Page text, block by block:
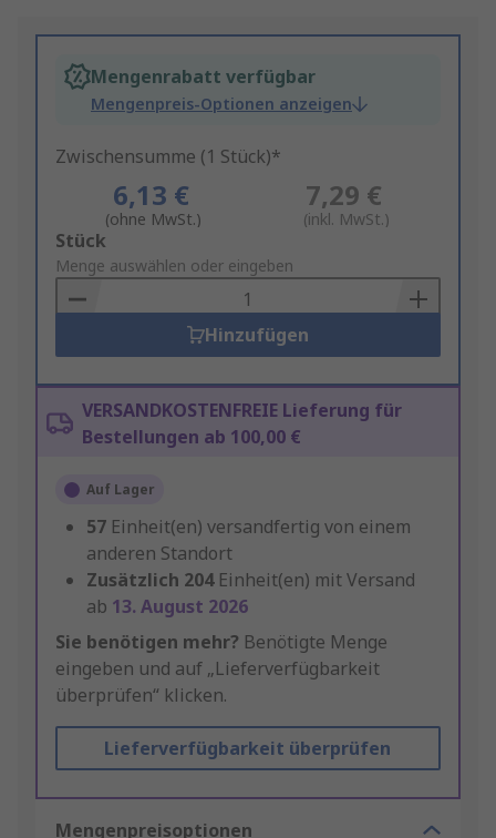
Mengenrabatt verfügbar
Mengenpreis-Optionen anzeigen
Zwischensumme (1 Stück)*
6,13 €
(ohne MwSt.)
7,29 €
(inkl. MwSt.)
Add
to
Basket
Stück
Menge auswählen oder eingeben
Hinzufügen
VERSANDKOSTENFREIE Lieferung für
Bestellungen ab 100,00 €
Auf Lager
57 Einheit(en) versandfertig von einem
anderen Standort
Zusätzlich 204 Einheit(en) mit Versand
ab 13. August 2026
Sie benötigen mehr? Benötigte Menge
eingeben und auf „Lieferverfügbarkeit
überprüfen“ klicken.
Lieferverfügbarkeit überprüfen
Mengenpreisoptionen